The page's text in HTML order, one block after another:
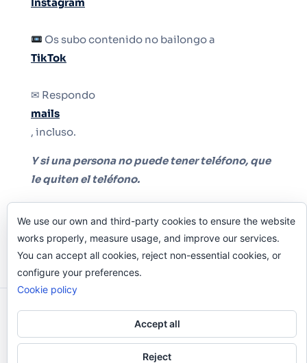
Instagram
Os subo contenido no bailongo a
TikTok
✉ Respondo
mails
, incluso.
Y si una persona no puede tener teléfono, que
le quiten el teléfono.
Odi O'Malley © 2016-2025. Todos Los Derechos
Reservados.
We use our own and third-party cookies to ensure the website
works properly, measure usage, and improve our services.
You can accept all cookies, reject non-essential cookies, or
configure your preferences.
Cookie policy
Accept all
Reject